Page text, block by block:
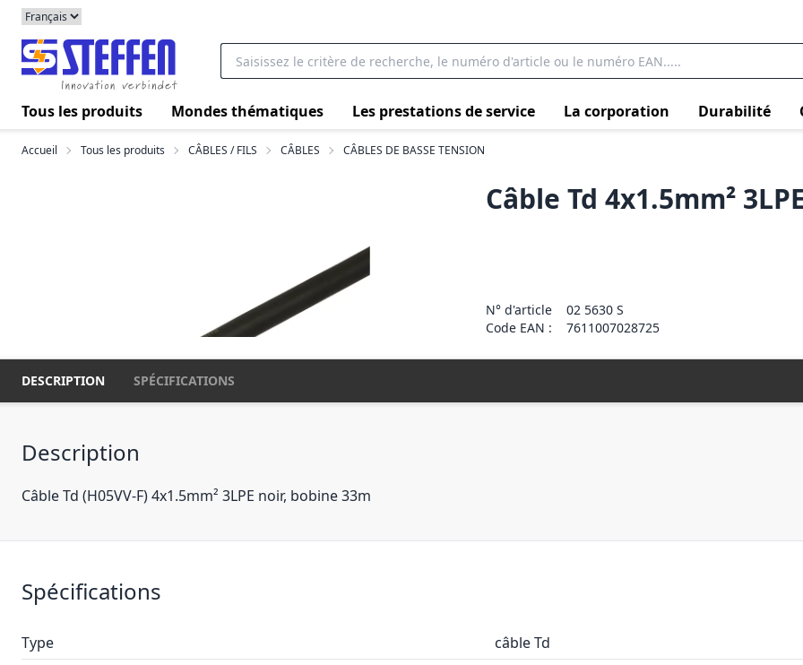
Tous les produits Mondes thématiques Les prestations de service La corporation Durabilité
Accueil Tous les produits CÂBLES / FILS CÂBLES CÂBLES DE BASSE TENSION
Câble Td 4x1.5mm²
N° d'article
02 5630 S
Code EAN :
7611007028725
DESCRIPTION SPÉCIFICATIONS
Description
Câble Td (H05VV-F) 4x1.5mm² 3LPE noir, bobine 33m
Spécifications
Type
câble Td